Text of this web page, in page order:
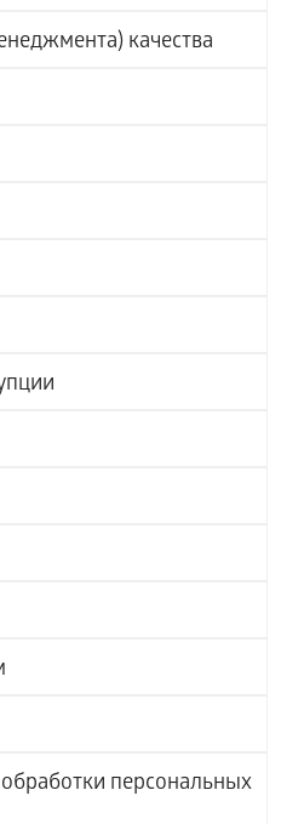
качества
персональных